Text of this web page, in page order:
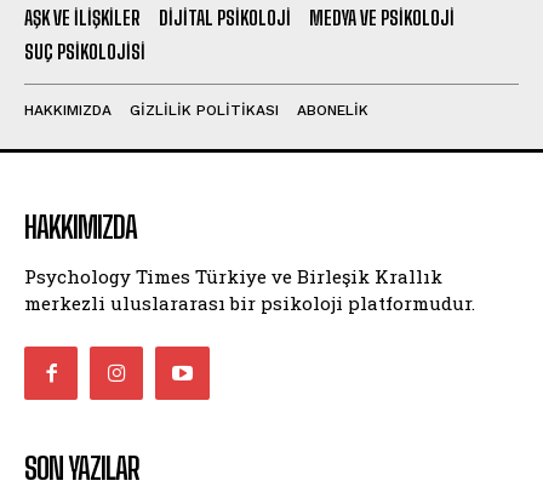
AŞK VE İLIŞKILER
DIJITAL PSIKOLOJI
MEDYA VE PSIKOLOJI
SUÇ PSIKOLOJISI
HAKKIMIZDA GIZLILIK POLITIKASI ABONELIK
HAKKIMIZDA
Psychology Times Türkiye ve Birleşik Krallık
merkezli uluslararası bir psikoloji platformudur.
SON YAZILAR